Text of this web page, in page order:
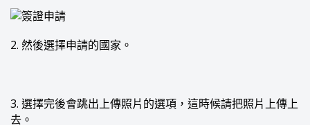
2. 然後選擇申請的國家。
3. 選擇完後會跳出上傳照片的選項，這時候請把照片上傳上
去。